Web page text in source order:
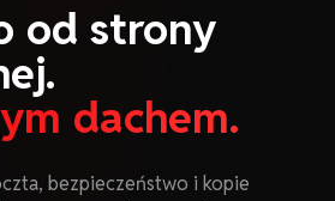
od strony
dachem.
bezpieczeństwo i kopie